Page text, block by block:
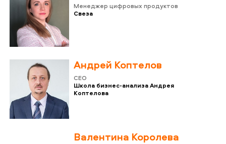
Менеджер цифровых продуктов
Свеза
Андрей Коптелов
CEO
Школа бизнес-анализа Андрея
Коптелова
Валентина Королева